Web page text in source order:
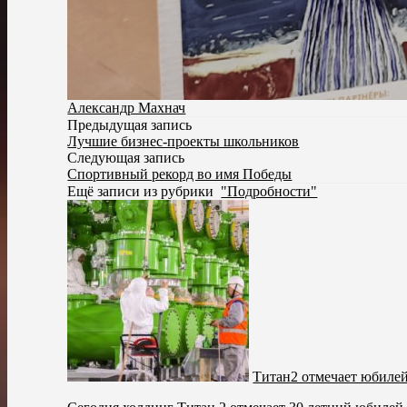
Александр Махнач
Предыдущая запись
Лучшие бизнес-проекты школьников
Следующая запись
Спортивный рекорд во имя Победы
Ещё записи из рубрики "Подробности"
Титан2 отмечает